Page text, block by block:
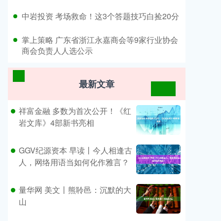
​中岩投资 考场救命！这3个答题技巧白捡20分
​掌上策略 广东省浙江永嘉商会等9家行业协会
商会负责人人选公示
最新文章
祥富金融 多数为首次公开！《红
岩文库》4部新书亮相
GGV纪源资本 早读丨今人相逢古
人，网络用语当如何化作雅言？
量华网 美文丨熊聆邑：沉默的大
山